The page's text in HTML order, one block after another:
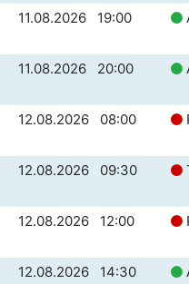
11.08.2026 19:00
11.08.2026 20:00
12.08.2026 08:00
12.08.2026 09:30
12.08.2026 12:00
12.08.2026 14:30